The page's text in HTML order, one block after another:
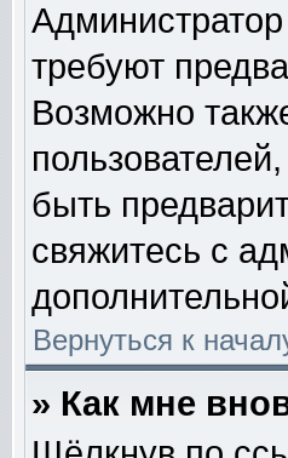
требуют
Возможно
быть
свяжитесь с
Вернуться к
» Как мне